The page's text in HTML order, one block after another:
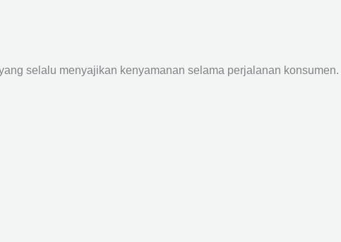
selalu menyajikan kenyamanan selama perjalanan